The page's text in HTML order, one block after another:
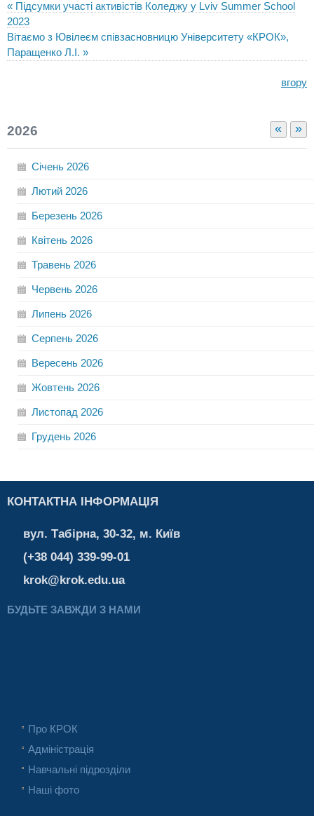
« Підсумки участі активістів Коледжу у Lviv Summer School
2023
Вітаємо з Ювілеєм співзасновницю Університету «КРОК»,
Паращенко Л.І. »
вгору
« »
2026
Січень 2026
Лютий 2026
Березень 2026
Квітень 2026
Травень 2026
Червень 2026
Липень 2026
Серпень 2026
Вересень 2026
Жовтень 2026
Листопад 2026
Грудень 2026
КОНТАКТНА ІНФОРМАЦІЯ
вул. Табірна, 30-32, м. Київ
(+38 044) 339-99-01
krok@krok.edu.ua
БУДЬТЕ ЗАВЖДИ З НАМИ
Про КРОК
Адміністрація
Навчальні підрозділи
Наші фото